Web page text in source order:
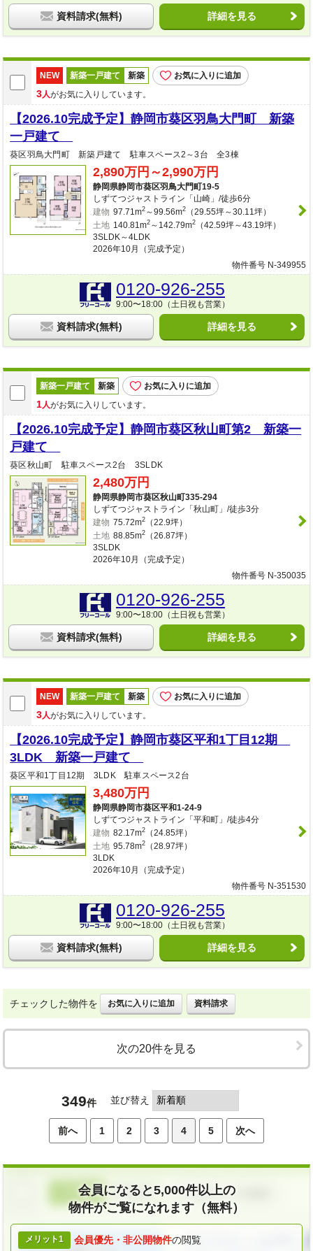
資料請求(無料) 詳細を見る
NEW 新築一戸建て 新築 お気に入りに追加
3人がお気に入りしています。
【2026.10完成予定】静岡市葵区羽鳥大門町 新築
一戸建て
葵区羽鳥大門町 新築戸建て 駐車スペース2～3台 全3棟
2,890万円～2,990万円
静岡県静岡市葵区羽鳥大門町19-5
しずてつジャストライン「山崎」/徒歩6分
建物 97.71m2～99.56m2（29.55坪～30.11坪）
土地 140.81m2～142.79m2（42.59坪～43.19坪）
3SLDK～4LDK
2026年10月（完成予定）
物件番号 N-349955
0120-926-255
9:00〜18:00（土日祝も営業）
資料請求(無料) 詳細を見る
新築一戸建て 新築 お気に入りに追加
1人がお気に入りしています。
【2026.10完成予定】静岡市葵区秋山町第2 新築一
戸建て
葵区秋山町 駐車スペース2台 3SLDK
2,480万円
静岡県静岡市葵区秋山町335-294
しずてつジャストライン「秋山町」/徒歩3分
建物 75.72m2（22.9坪）
土地 88.85m2（26.87坪）
3SLDK
2026年10月（完成予定）
物件番号 N-350035
0120-926-255
9:00〜18:00（土日祝も営業）
資料請求(無料) 詳細を見る
NEW 新築一戸建て 新築 お気に入りに追加
3人がお気に入りしています。
【2026.10完成予定】静岡市葵区平和1丁目12期
3LDK 新築一戸建て
葵区平和1丁目12期 3LDK 駐車スペース2台
3,480万円
静岡県静岡市葵区平和1-24-9
しずてつジャストライン「平和町」/徒歩4分
建物 82.17m2（24.85坪）
土地 95.78m2（28.97坪）
3LDK
2026年10月（完成予定）
物件番号 N-351530
0120-926-255
9:00〜18:00（土日祝も営業）
資料請求(無料) 詳細を見る
チェックした物件を お気に入りに追加 資料請求
次の20件を見る
349件 並び替え
前へ 1 2 3 4 5 次へ
会員になると5,000件以上の
物件がご覧になれます（無料）
メリット1 会員優先・非公開物件の閲覧